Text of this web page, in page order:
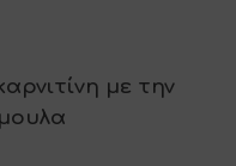
με την